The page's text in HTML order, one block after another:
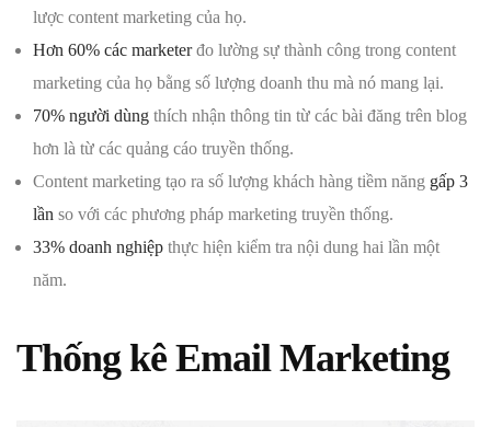
lược content marketing của họ.
Hơn 60% các marketerđo lường sự thành công trong content
marketing của họ bằng số lượng doanh thu mà nó mang lại.
70% người dùng thích nhận thông tin từ các bài đăng trên blog
hơn là từ các quảng cáo truyền thống.
Content marketing tạo ra số lượng khách hàng tiềm năng gấp 3
lần so với các phương pháp marketing truyền thống.
33% doanh nghiệp thực hiện kiểm tra nội dung hai lần một
năm.
Thống kê Email Marketing